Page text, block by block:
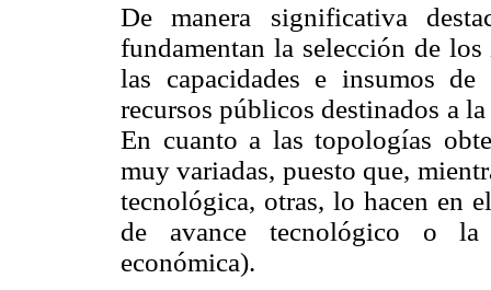
De manera significativa
fundamentan la selección de
las capacidades e insumos
recursos públicos destinados a
En cuanto a las topologías
muy variadas, puesto que,
tecnológica, otras, lo hacen en
de avance tecnológico o la
económica).